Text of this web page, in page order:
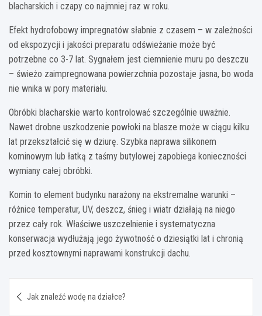
blacharskich i czapy co najmniej raz w roku.
Efekt hydrofobowy impregnatów słabnie z czasem – w zależności
od ekspozycji i jakości preparatu odświeżanie może być
potrzebne co 3-7 lat. Sygnałem jest ciemnienie muru po deszczu
– świeżo zaimpregnowana powierzchnia pozostaje jasna, bo woda
nie wnika w pory materiału.
Obróbki blacharskie warto kontrolować szczególnie uważnie.
Nawet drobne uszkodzenie powłoki na blasze może w ciągu kilku
lat przekształcić się w dziurę. Szybka naprawa silikonem
kominowym lub łatką z taśmy butylowej zapobiega konieczności
wymiany całej obróbki.
Komin to element budynku narażony na ekstremalne warunki –
różnice temperatur, UV, deszcz, śnieg i wiatr działają na niego
przez cały rok. Właściwe uszczelnienie i systematyczna
konserwacja wydłużają jego żywotność o dziesiątki lat i chronią
przed kosztownymi naprawami konstrukcji dachu.
wpisu
Jak znaleźć wodę na działce?